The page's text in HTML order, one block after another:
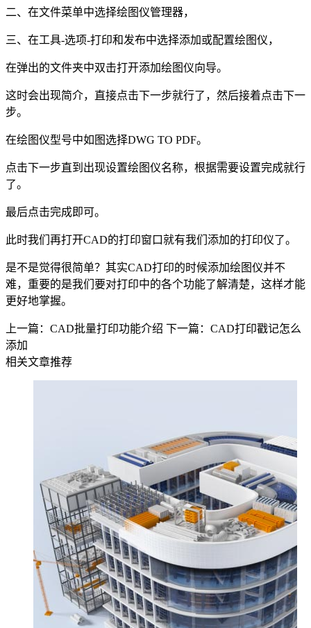
二、在文件菜单中选择绘图仪管理器，
三、在工具-选项-打印和发布中选择添加或配置绘图仪，
在弹出的文件夹中双击打开添加绘图仪向导。
这时会出现简介，直接点击下一步就行了，然后接着点击下一
步。
在绘图仪型号中如图选择DWG TO PDF。
点击下一步直到出现设置绘图仪名称，根据需要设置完成就行
了。
最后点击完成即可。
此时我们再打开CAD的打印窗口就有我们添加的打印仪了。
是不是觉得很简单？其实CAD打印的时候添加绘图仪并不
难，重要的是我们要对打印中的各个功能了解清楚，这样才能
更好地掌握。
上一篇：CAD批量打印功能介绍 下一篇：CAD打印戳记怎么
添加
相关文章推荐